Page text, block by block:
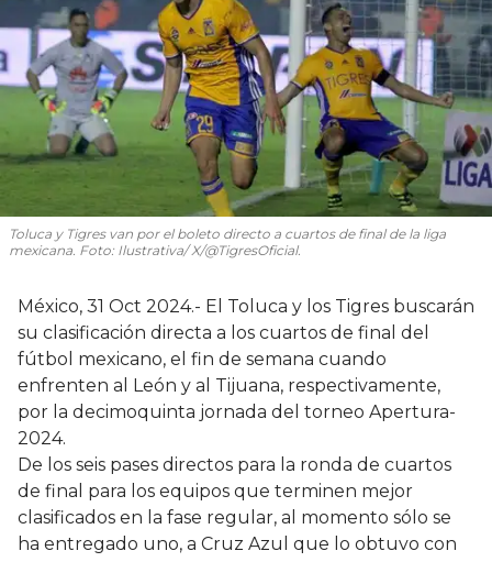
Toluca y Tigres van por el boleto directo a cuartos de final de la liga
mexicana. Foto: Ilustrativa/ X/@TigresOficial.
México, 31 Oct 2024.- El Toluca y los Tigres buscarán
su clasificación directa a los cuartos de final del
fútbol mexicano, el fin de semana cuando
enfrenten al León y al Tijuana, respectivamente,
por la decimoquinta jornada del torneo Apertura-
2024.
De los seis pases directos para la ronda de cuartos
de final para los equipos que terminen mejor
clasificados en la fase regular, al momento sólo se
ha entregado uno, a Cruz Azul que lo obtuvo con